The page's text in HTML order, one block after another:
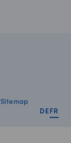
Sitemap
DE FR